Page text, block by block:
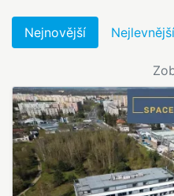
Nejnovější Nejlevnější